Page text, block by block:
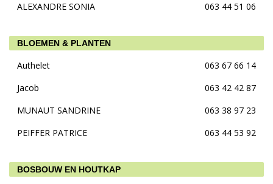
ALEXANDRE SONIA 063 44 51 06
BLOEMEN & PLANTEN
Authelet
063 67 66 14
Jacob
063 42 42 87
MUNAUT SANDRINE
063 38 97 23
PEIFFER PATRICE
063 44 53 92
BOSBOUW EN HOUTKAP